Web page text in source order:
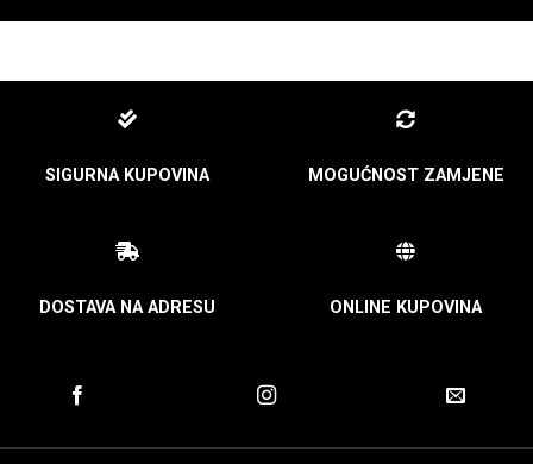
SIGURNA KUPOVINA MOGUĆNOST ZAMJENE
DOSTAVA NA ADRESU ONLINE KUPOVINA